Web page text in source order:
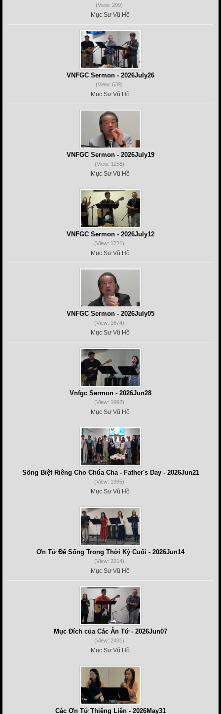
(View: 299)
Mục Sư Vũ Hồ
VNFGC Sermon - 2026July26
(View: 639)
Mục Sư Vũ Hồ
VNFGC Sermon - 2026July19
(View: 1158)
Mục Sư Vũ Hồ
VNFGC Sermon - 2026July12
(View: 1721)
Mục Sư Vũ Hồ
VNFGC Sermon - 2026July05
(View: 1674)
Mục Sư Vũ Hồ
Vnfgc Sermon - 2026Jun28
(View: 1992)
Mục Sư Vũ Hồ
Sống Biệt Riêng Cho Chúa Cha - Father's Day - 2026Jun21
(View: 1995)
Mục Sư Vũ Hồ
Ơn Tứ Để Sống Trong Thời Kỳ Cuối - 2026Jun14
(View: 2214)
Mục Sư Vũ Hồ
Mục Đích của Các Ân Tứ - 2026Jun07
(View: 2431)
Mục Sư Vũ Hồ
Các Ơn Tứ Thiêng Liên - 2026May31